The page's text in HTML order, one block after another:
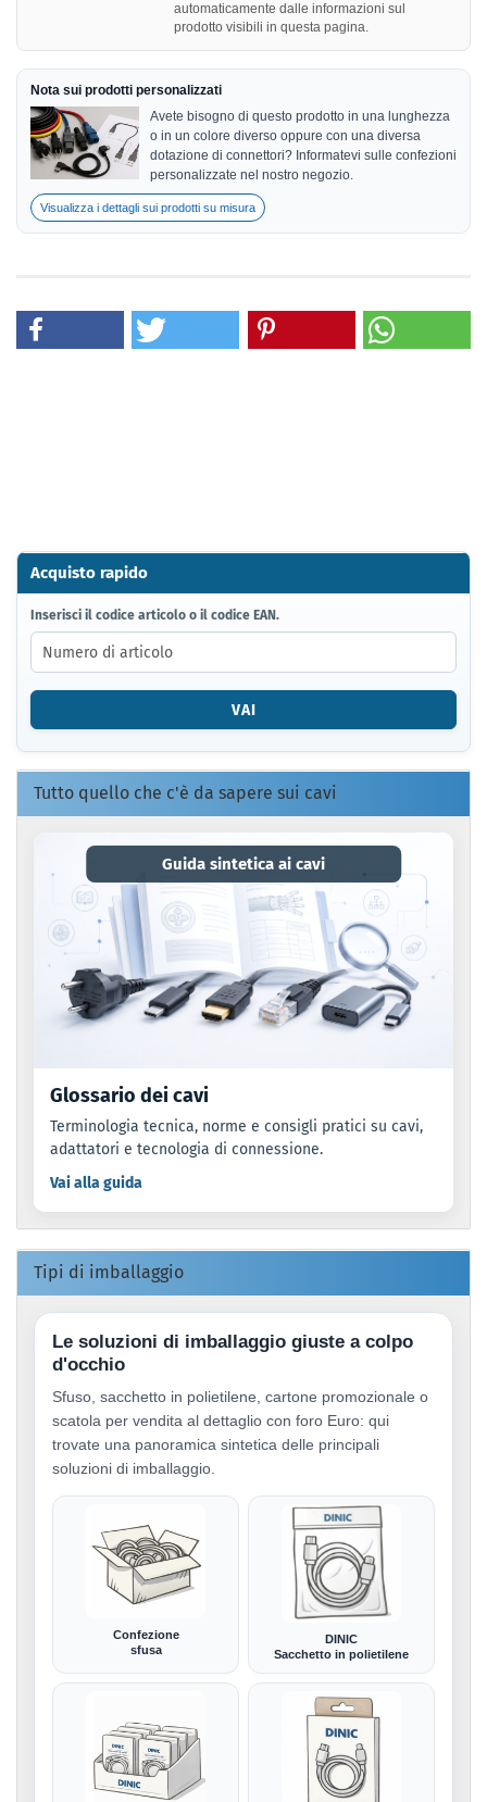
automaticamente dalle informazioni sul
prodotto visibili in questa pagina.
Nota sui prodotti personalizzati
Avete bisogno di questo prodotto in una lunghezza
o in un colore diverso oppure con una diversa
dotazione di connettori? Informatevi sulle confezioni
personalizzate nel nostro negozio.
Visualizza i dettagli sui prodotti su misura
Acquisto rapido
INSERISCI
IL
CODICE
ARTICOLO
O
CODICE
EAN.
Inserisci il codice articolo o il codice EAN.
VAI
Tutto quello che c'è da sapere sui cavi
Guida sintetica ai cavi
Glossario dei cavi
Terminologia tecnica, norme e consigli pratici su cavi,
adattatori e tecnologia di connessione.
Vai alla guida
Tipi di imballaggio
Le soluzioni di imballaggio giuste a colpo
d'occhio
Sfuso, sacchetto in polietilene, cartone promozionale o
scatola per vendita al dettaglio con foro Euro: qui
trovate una panoramica sintetica delle principali
soluzioni di imballaggio.
Confezione
sfusa
DINIC
Sacchetto in polietilene